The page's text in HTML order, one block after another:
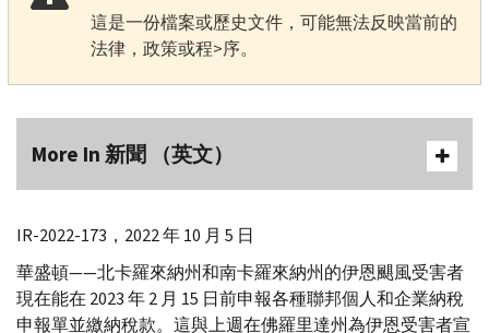
這是一份檔案或歷史文件，可能無法反映當前的
法律，政策或程>序。
More In 新聞 （英文）
IR-2022-173，2022 年 10 月 5 日
華盛頓——北卡羅來納州和南卡羅來納州的伊恩颶風受害者
現在能在 2023 年 2 月 15 日前申報各種聯邦個人和企業納稅
申報單並繳納稅款。這與上週在佛羅里達州為伊恩受害者宣